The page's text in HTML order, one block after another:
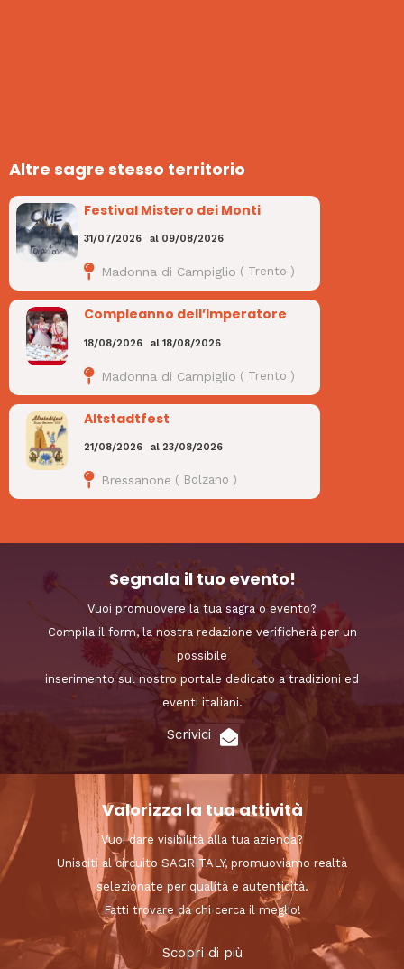
Altre sagre stesso territorio
Festival Mistero dei Monti
31/07/2026 al 09/08/2026
Madonna di Campiglio ( Trento )
Compleanno dell’Imperatore
18/08/2026 al 18/08/2026
Madonna di Campiglio ( Trento )
Altstadtfest
21/08/2026 al 23/08/2026
Bressanone ( Bolzano )
Segnala il tuo evento!
Vuoi promuovere la tua sagra o evento?
Compila il form, la nostra redazione verificherà per un
possibile
inserimento sul nostro portale dedicato a tradizioni ed
eventi italiani.
Scrivici
Valorizza la tua attività
Vuoi dare visibilità alla tua azienda?
Unisciti al circuito SAGRITALY, promuoviamo realtà
selezionate per qualità e autenticità.
Fatti trovare da chi cerca il meglio!
Scopri di più